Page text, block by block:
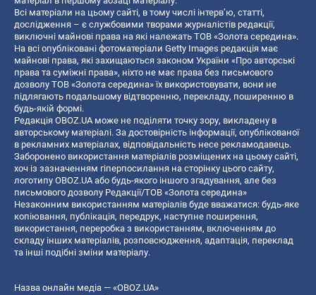
Всі матеріали на цьому сайті, в тому числі інтерв’ю, статті,
дослідження – є службовими творами журналістів редакції,
виключні майнові права на які належать ТОВ «Золота середина».
На всі опубліковані фотоматеріали Getty Images редакція має
майнові права, які захищаються законом України «Про авторські
права та суміжні права», ніхто не має права без письмового
дозволу ТОВ «Золота середина» їх використовувати, вони не
підлягають подальшому відтворенню, перекладу, поширенню в
будь-якій формі.
Редакція OBOZ.UA може не поділяти точку зору, викладену в
авторському матеріалі. За достовірність інформації, опублікованої
в рекламних матеріалах, відповідальність несе рекламодавець.
Заборонено використання матеріалів розміщених на цьому сайті,
хоч із зазначенням гіперпосилання на сторінку цього сайту,
логотипу OBOZ.UA або будь-якого іншого згадування, але без
письмового дозволу Редакції/ТОВ «Золота середина»
Незаконним використанням матеріалів буде вважатися: будь-яке
копiювання, публiкацiя, передрук, наступне поширення,
використання, переробка з використанням, включенням до
складу інших матеріалів, розповсюдження, адаптація, переклад
та інші подібні зміни матеріалу.
Назва онлайн медіа — «OBOZ.UA»